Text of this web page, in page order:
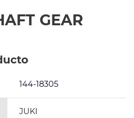
GEAR
144-18305
JUKI